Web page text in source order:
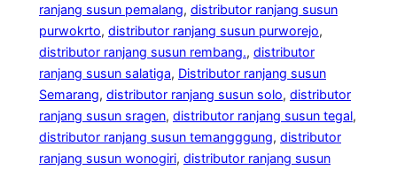
ranjang susun pemalang, distributor ranjang susun
purwokrto, distributor ranjang susun purworejo
distributor ranjang susun rembang., distributor
ranjang susun salatiga, Distributor ranjang susun
Semarang, distributor ranjang susun solo, distributor
ranjang susun sragen, distributor ranjang susun tegal
distributor ranjang susun temangggung, distributor
ranjang susun wonogiri, distributor ranjang susun